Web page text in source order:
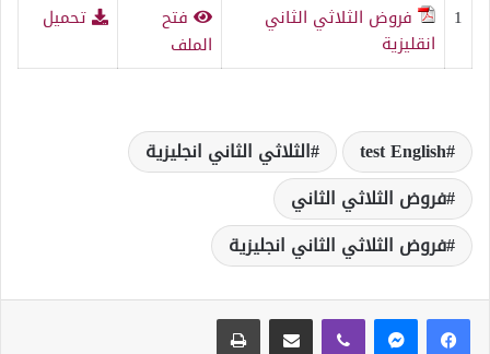
1
فروض الثلاثي الثاني
انقليزية
فتح
الملف
تحميل
test English
الثلاثي الثاني انجليزية
فروض الثلاثي الثاني
فروض الثلاثي الثاني انجليزية